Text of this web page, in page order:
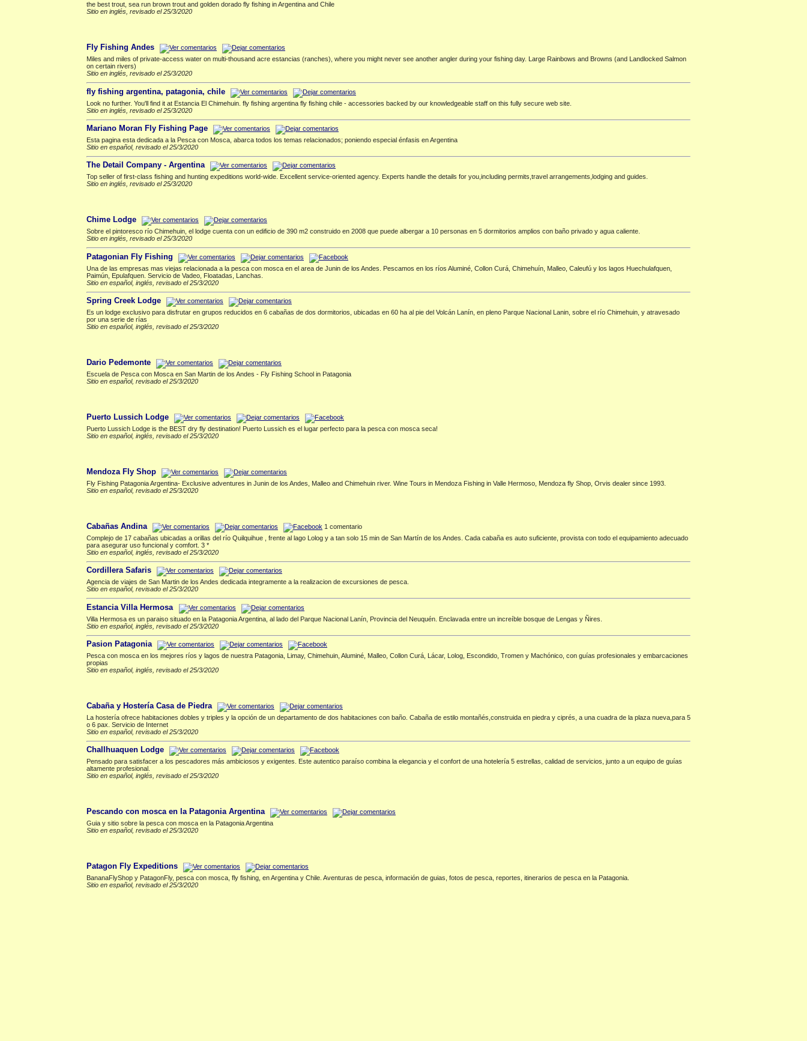
the best trout, sea run brown trout and golden dorado fly fishing in Argentina and Chile
Sitio en inglés, revisado el 25/3/2020
Fly Fishing Andes
Miles and miles of private-access water on multi-thousand acre estancias (ranches), where you might never see another angler during your fishing day. Large Rainbows and Browns (and Landlocked Salmon
on certain rivers)
Sitio en inglés, revisado el 25/3/2020
fly fishing argentina, patagonia, chile
Look no further. You'll find it at Estancia El Chimehuin. fly fishing argentina fly fishing chile - accessories backed by our knowledgeable staff on this fully secure web site.
Sitio en inglés, revisado el 25/3/2020
Mariano Moran Fly Fishing Page
Esta pagina esta dedicada a la Pesca con Mosca, abarca todos los temas relacionados; poniendo especial énfasis en Argentina
Sitio en español, revisado el 25/3/2020
The Detail Company - Argentina
Top seller of first-class fishing and hunting expeditions world-wide. Excellent service-oriented agency. Experts handle the details for you,including permits,travel arrangements,lodging and guides.
Sitio en inglés, revisado el 25/3/2020
Chime Lodge
Sobre el pintoresco río Chimehuin, el lodge cuenta con un edificio de 390 m2 construido en 2008 que puede albergar a 10 personas en 5 dormitorios amplios con baño privado y agua caliente.
Sitio en inglés, revisado el 25/3/2020
Patagonian Fly Fishing
Una de las empresas mas viejas relacionada a la pesca con mosca en el area de Junin de los Andes. Pescamos en los ríos Aluminé, Collon Curá, Chimehuín, Malleo, Caleufú y los lagos Huechulafquen,
Paimún, Epulafquen. Servicio de Vadeo, Floatadas, Lanchas.
Sitio en español, inglés, revisado el 25/3/2020
Spring Creek Lodge
Es un lodge exclusivo para disfrutar en grupos reducidos en 6 cabañas de dos dormitorios, ubicadas en 60 ha al pie del Volcán Lanín, en pleno Parque Nacional Lanin, sobre el río Chimehuin, y atravesado
por una serie de rías
Sitio en español, inglés, revisado el 25/3/2020
Dario Pedemonte
Escuela de Pesca con Mosca en San Martin de los Andes - Fly Fishing School in Patagonia
Sitio en español, revisado el 25/3/2020
Puerto Lussich Lodge
Puerto Lussich Lodge is the BEST dry fly destination! Puerto Lussich es el lugar perfecto para la pesca con mosca seca!
Sitio en español, inglés, revisado el 25/3/2020
Mendoza Fly Shop
Fly Fishing Patagonia Argentina- Exclusive adventures in Junin de los Andes, Malleo and Chimehuin river. Wine Tours in Mendoza Fishing in Valle Hermoso, Mendoza fly Shop, Orvis dealer since 1993.
Sitio en español, revisado el 25/3/2020
Cabañas Andina
1 comentario
Complejo de 17 cabañas ubicadas a orillas del río Quilquihue , frente al lago Lolog y a tan solo 15 min de San Martín de los Andes. Cada cabaña es auto suficiente, provista con todo el equipamiento adecuado
para asegurar uso funcional y comfort. 3 *
Sitio en español, inglés, revisado el 25/3/2020
Cordillera Safaris
Agencia de viajes de San Martin de los Andes dedicada integramente a la realizacion de excursiones de pesca.
Sitio en español, revisado el 25/3/2020
Estancia Villa Hermosa
Villa Hermosa es un paraiso situado en la Patagonia Argentina, al lado del Parque Nacional Lanín, Provincia del Neuquén. Enclavada entre un increíble bosque de Lengas y Ñires.
Sitio en español, inglés, revisado el 25/3/2020
Pasion Patagonia
Pesca con mosca en los mejores ríos y lagos de nuestra Patagonia, Limay, Chimehuin, Aluminé, Malleo, Collon Curá, Lácar, Lolog, Escondido, Tromen y Machónico, con guías profesionales y embarcaciones
propias
Sitio en español, inglés, revisado el 25/3/2020
Cabaña y Hostería Casa de Piedra
La hostería ofrece habitaciones dobles y triples y la opción de un departamento de dos habitaciones con baño. Cabaña de estilo montañés,construida en piedra y ciprés, a una cuadra de la plaza nueva,para 5
o 6 pax. Servicio de Internet
Sitio en español, revisado el 25/3/2020
Challhuaquen Lodge
Pensado para satisfacer a los pescadores más ambiciosos y exigentes. Este autentico paraíso combina la elegancia y el confort de una hotelería 5 estrellas, calidad de servicios, junto a un equipo de guías
altamente profesional.
Sitio en español, inglés, revisado el 25/3/2020
Pescando con mosca en la Patagonia Argentina
Guia y sitio sobre la pesca con mosca en la Patagonia Argentina
Sitio en español, revisado el 25/3/2020
Patagon Fly Expeditions
BananaFlyShop y PatagonFly, pesca con mosca, fly fishing, en Argentina y Chile. Aventuras de pesca, información de guias, fotos de pesca, reportes, itinerarios de pesca en la Patagonia.
Sitio en español, revisado el 25/3/2020